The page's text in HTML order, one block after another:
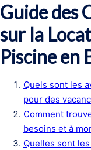
Guide des
sur la
Piscine en
Quels sont les
pour des
Comment
besoins et à
Quelles sont